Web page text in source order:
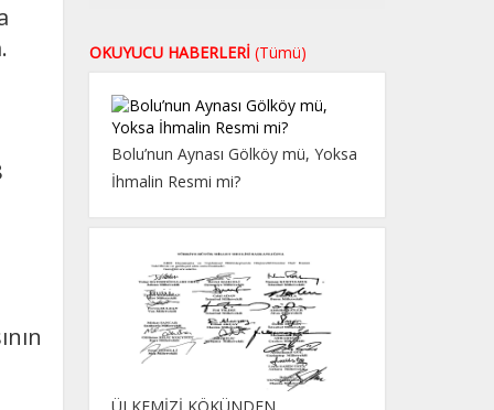
OKUYUCU HABERLERİ (Tümü)
Bolu’nun Aynası Gölköy mü, Yoksa
İhmalin Resmi mi?